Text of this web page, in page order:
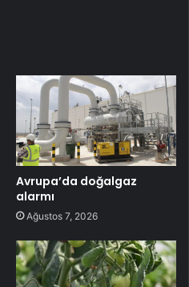
Avrupa’da doğalgaz
alarmı
Ağustos 7, 2026